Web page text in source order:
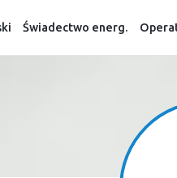
Świadectwo energ.